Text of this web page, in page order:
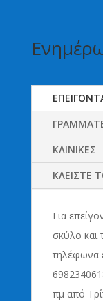
ΚΛΙΝΙΚΕΣ
ΚΛΕΙΣΤΕ
Για
σκύλο και
τηλέφωνα
πμ από